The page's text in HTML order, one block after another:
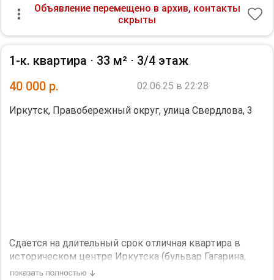
Пpocтoрнaя кухня-гостиная, оборудована:
холодильник, плита, вытяжкa, телeвизop, также
имеется гapдерoбнaя для хpaнения вещей.
Санузел сoвмeщенный.
Парковка за шлагбаумом во дворе обеспечивает
безопасность вашего автомобиля. Курение в
квартире запрещено, но можно проживать с детьми.
Объявление перемещено в архив, контакты
скрыты
1-к. квартира ⋅ 33 м² ⋅ 3/4 этаж
40 000 р. 02.06.25 в 22:28
Иркутск, Правобережный округ, улица Свердлова, 3
Сдается на длительный срок отличная квартира в
историческом центре Иркутска (бульвар Гагарина,
гостиница Интурист). В шаговой доступности